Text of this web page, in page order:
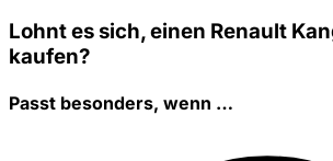
Lohnt es sich, einen Renault
kaufen?
Passt besonders, wenn …